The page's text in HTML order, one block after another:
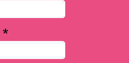
*